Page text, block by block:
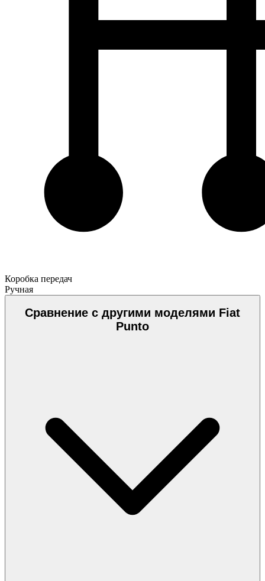
Коробка передач
Ручная
Сравнение с другими моделями Fiat
Punto